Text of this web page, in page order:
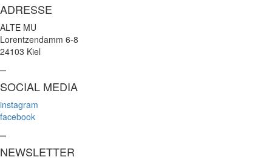
ADRESSE
ALTE MU
Lorentzendamm 6-8
24103 Kiel
–
SOCIAL MEDIA
instagram
facebook
–
NEWSLETTER